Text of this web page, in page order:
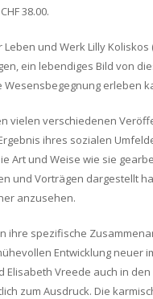
38.00.
und Werk Lilly Koliskos
ein lebendiges Bild von
erleben
vielen verschiedenen
ihres sozialen
Art und Weise wie sie
und Vorträgen dargestellt
anzusehen.
spezifische
Entwicklung neuer
Vreede auch in
zum Ausdruck. Die